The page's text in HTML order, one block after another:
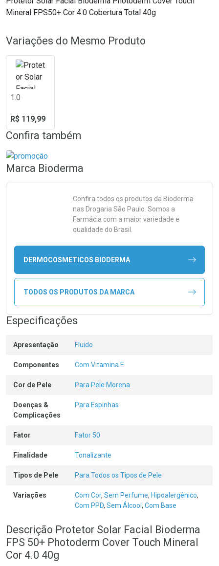
Mineral FPS50+ Cor 4.0 Cobertura Total 40g
Variações do Mesmo Produto
1.0
R$ 119,99
Confira também
Marca Bioderma
Confira todos os produtos da Bioderma
nas Drogaria São Paulo. Somos a
Farmácia com a maior variedade e
qualidade do Brasil.
DERMOCOSMETICOS BIODERMA
TODOS OS PRODUTOS DA MARCA
Especificações
Apresentação Fluido
Componentes Com Vitamina E
Cor de Pele Para Pele Morena
Doenças &
Complicações
Para Espinhas
Fator Fator 50
Finalidade Tonalizante
Tipos de Pele Para Todos os Tipos de Pele
Variações Com Cor, Sem Perfume, Hipoalergênico,
Com PPD, Sem Álcool , Com Base
Descrição Protetor Solar Facial Bioderma
FPS 50+ Photoderm Cover Touch Mineral
Cor 4.0 40g